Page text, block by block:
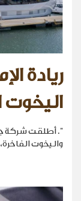
ريادة
اليخوت
". أطلقت شركة
واليخوت الفاخرة،